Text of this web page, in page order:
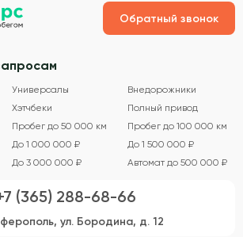
Обратный звонок
Универсалы
Внедорожники
Хэтчбеки
Полный привод
Пробег до 50 000 км
Пробег до 100 000 км
До 1 000 000 ₽
До 1 500 000 ₽
До 3 000 000 ₽ Автомат до 500 000 ₽
(365) 288-68-66
ул. Бородина, д. 12